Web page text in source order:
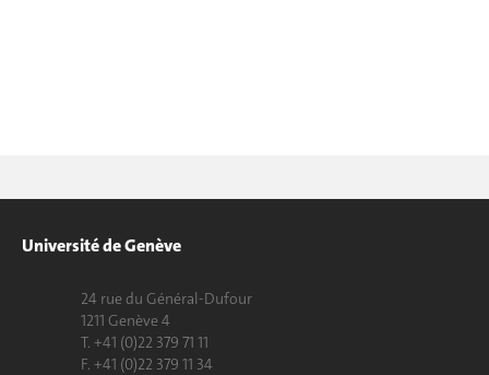
Université de Genève
24 rue du Général-Dufour
1211 Genève 4
T. +41 (0)22 379 71 11
F. +41 (0)22 379 11 34